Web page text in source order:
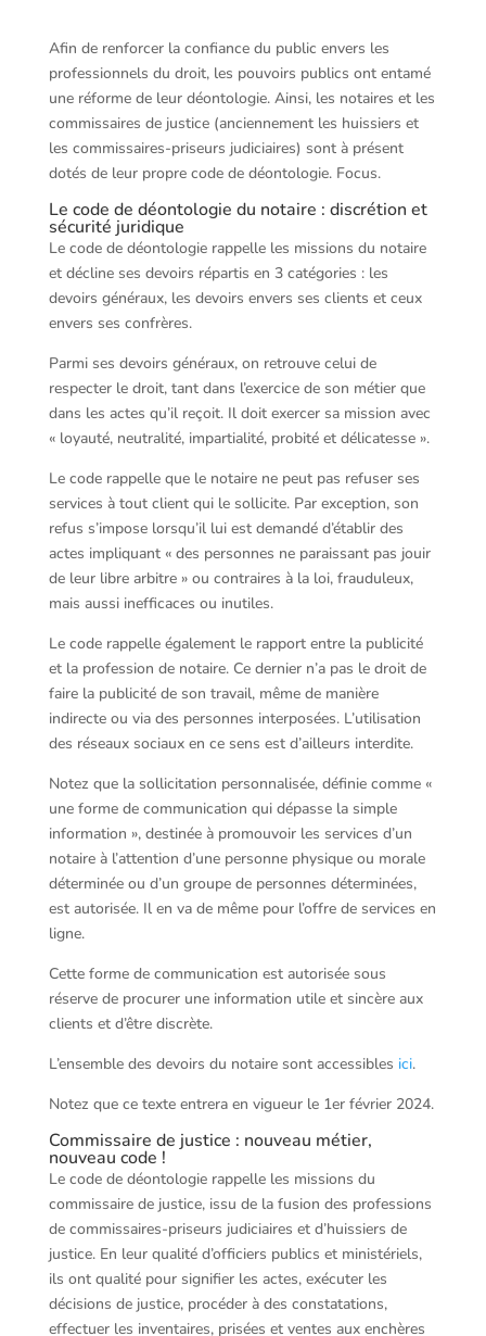
Afin de renforcer la confiance du public envers les
professionnels du droit, les pouvoirs publics ont entamé
une réforme de leur déontologie. Ainsi, les notaires et les
commissaires de justice (anciennement les huissiers et
les commissaires-priseurs judiciaires) sont à présent
dotés de leur propre code de déontologie. Focus.
Le code de déontologie du notaire : discrétion et
sécurité juridique
Le code de déontologie rappelle les missions du notaire
et décline ses devoirs répartis en 3 catégories : les
devoirs généraux, les devoirs envers ses clients et ceux
envers ses confrères.
Parmi ses devoirs généraux, on retrouve celui de
respecter le droit, tant dans l’exercice de son métier que
dans les actes qu’il reçoit. Il doit exercer sa mission avec
« loyauté, neutralité, impartialité, probité et délicatesse ».
Le code rappelle que le notaire ne peut pas refuser ses
services à tout client qui le sollicite. Par exception, son
refus s’impose lorsqu’il lui est demandé d’établir des
actes impliquant « des personnes ne paraissant pas jouir
de leur libre arbitre » ou contraires à la loi, frauduleux,
mais aussi inefficaces ou inutiles.
Le code rappelle également le rapport entre la publicité
et la profession de notaire. Ce dernier n’a pas le droit de
faire la publicité de son travail, même de manière
indirecte ou via des personnes interposées. L’utilisation
des réseaux sociaux en ce sens est d’ailleurs interdite.
Notez que la sollicitation personnalisée, définie comme «
une forme de communication qui dépasse la simple
information », destinée à promouvoir les services d’un
notaire à l’attention d’une personne physique ou morale
déterminée ou d’un groupe de personnes déterminées,
est autorisée. Il en va de même pour l’offre de services en
ligne.
Cette forme de communication est autorisée sous
réserve de procurer une information utile et sincère aux
clients et d’être discrète.
L’ensemble des devoirs du notaire sont accessibles ici.
Notez que ce texte entrera en vigueur le 1er février 2024.
Commissaire de justice : nouveau métier,
nouveau code !
Le code de déontologie rappelle les missions du
commissaire de justice, issu de la fusion des professions
de commissaires-priseurs judiciaires et d’huissiers de
justice. En leur qualité d’officiers publics et ministériels,
ils ont qualité pour signifier les actes, exécuter les
décisions de justice, procéder à des constatations,
effectuer les inventaires, prisées et ventes aux enchères